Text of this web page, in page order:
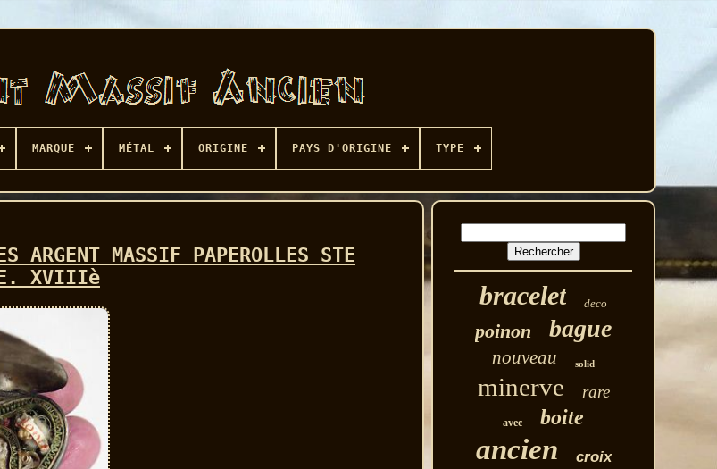
MARQUE MÉTAL ORIGINE PAYS D'ORIGINE TYPE
ARGENT MASSIF PAPEROLLES STE
XVIIIè
bracelet deco
poinon bague
nouveau solid
minerve rare
avec boite
ancien croix